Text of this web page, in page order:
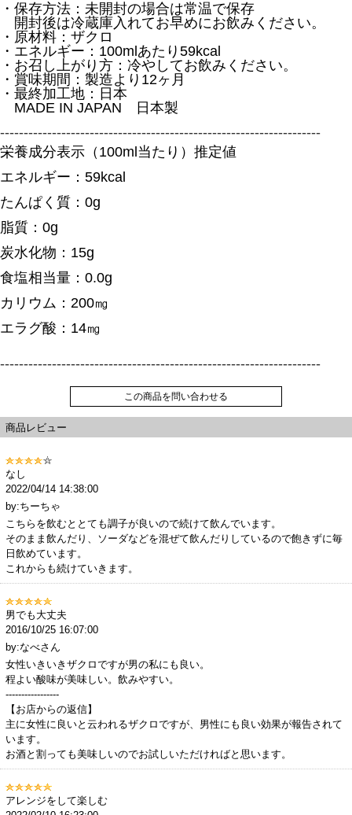
・保存方法：未開封の場合は常温で保存
開封後は冷蔵庫入れてお早めにお飲みください。
・原材料：ザクロ
・エネルギー：100mlあたり59kcal
・お召し上がり方：冷やしてお飲みください。
・賞味期間：製造より12ヶ月
・最終加工地：日本
MADE IN JAPAN 日本製
--------------------------------------------------------------------
栄養成分表示（100ml当たり）推定値
エネルギー：59kcal
たんぱく質：0g
脂質：0g
炭水化物：15g
食塩相当量：0.0g
カリウム：200㎎
エラグ酸：14㎎
--------------------------------------------------------------------
この商品を問い合わせる
商品レビュー
なし
2022/04/14 14:38:00
by:ちーちゃ
こちらを飲むととても調子が良いので続けて飲んでいます。
そのまま飲んだり、ソーダなどを混ぜて飲んだりしているので飽きずに毎
日飲めています。
これからも続けていきます。
男でも大丈夫
2016/10/25 16:07:00
by:なべさん
女性いきいきザクロですが男の私にも良い。
程よい酸味が美味しい。飲みやすい。
-----------------
【お店からの返信】
主に女性に良いと云われるザクロですが、男性にも良い効果が報告されて
います。
お酒と割っても美味しいのでお試しいただければと思います。
アレンジをして楽しむ